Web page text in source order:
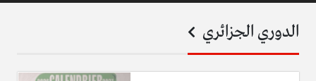
الدوري الجزائري